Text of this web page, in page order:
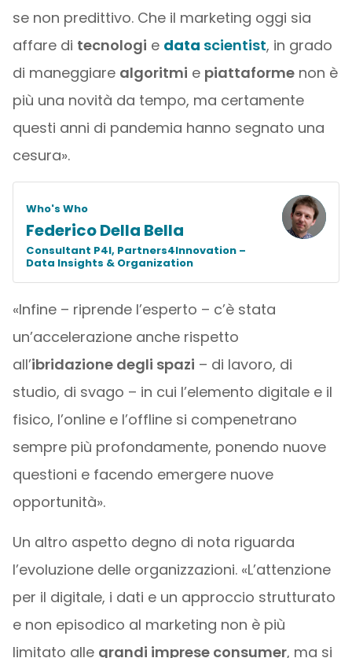
se non predittivo. Che il marketing oggi sia
affare di tecnologi e data scientist, in grado
di maneggiare algoritmi e piattaformenon è
più una novità da tempo, ma certamente
questi anni di pandemia hanno segnato una
cesura».
Who's Who
Federico Della Bella
Consultant P4I, Partners4Innovation –
Data Insights & Organization
«Infine – riprende l’esperto – c’è stata
un’accelerazione anche rispetto
all’ibridazione degli spazi – di lavoro, di
studio, di svago – in cui l’elemento digitale e il
fisico, l’online e l’offline si compenetrano
sempre più profondamente, ponendo nuove
questioni e facendo emergere nuove
opportunità».
Un altro aspetto degno di nota riguarda
l’evoluzione delle organizzazioni. «L’attenzione
per il digitale, i dati e un approccio strutturato
e non episodico al marketing non è più
limitato alle grandi imprese consumer, ma si